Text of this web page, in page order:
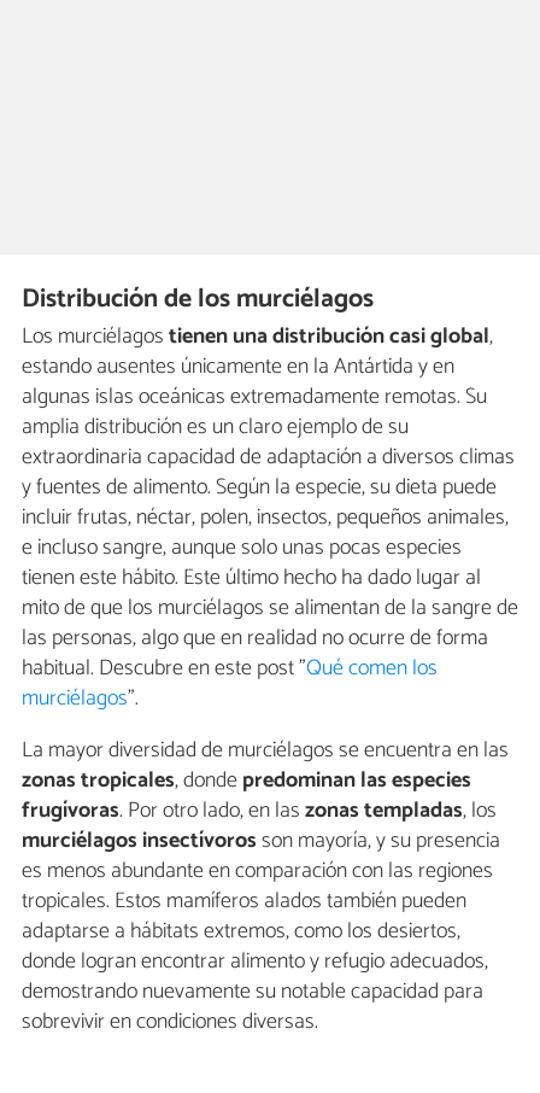
Distribución de los murciélagos
Los murciélagostienen una distribución casi global,
estando ausentes únicamente en la Antártida y en
algunas islas oceánicas extremadamente remotas. Su
amplia distribución es un claro ejemplo de su
extraordinaria capacidad de adaptación a diversos climas
y fuentes de alimento. Según la especie, su dieta puede
incluir frutas, néctar, polen, insectos, pequeños animales,
e incluso sangre, aunque solo unas pocas especies
tienen este hábito. Este último hecho ha dado lugar al
mito de que los murciélagos se alimentan de la sangre de
las personas, algo que en realidad no ocurre de forma
habitual. Descubre en este post "Qué comen los
murciélagos".
La mayor diversidad de murciélagos se encuentra en las
zonas tropicales, dondepredominan las especies
frugívoras. Por otro lado, en laszonas templadas, los
murciélagos insectívorosson mayoría, y su presencia
es menos abundante en comparación con las regiones
tropicales. Estos mamíferos alados también pueden
adaptarse a hábitats extremos, como los desiertos,
donde logran encontrar alimento y refugio adecuados,
demostrando nuevamente su notable capacidad para
sobrevivir en condiciones diversas.